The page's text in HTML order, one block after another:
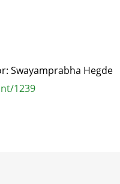
Swayamprabha Hegde
1239